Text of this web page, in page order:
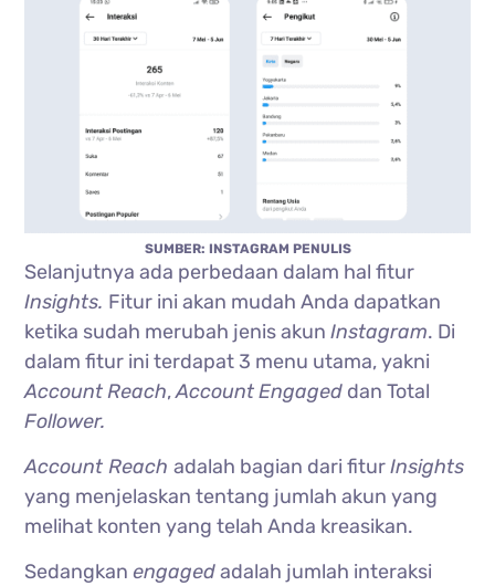
SUMBER: INSTAGRAM PENULIS
Selanjutnya ada perbedaan dalam hal fitur
Insights. Fitur ini akan mudah Anda dapatkan
ketika sudah merubah jenis akunInstagram. Di
dalam fitur ini terdapat 3 menu utama, yakni
Account Reach,Account Engaged dan Total
Follower.
Account Reachadalah bagian dari fiturInsights
yang menjelaskan tentang jumlah akun yang
melihat konten yang telah Anda kreasikan.
Sedangkan engagedadalah jumlah interaksi